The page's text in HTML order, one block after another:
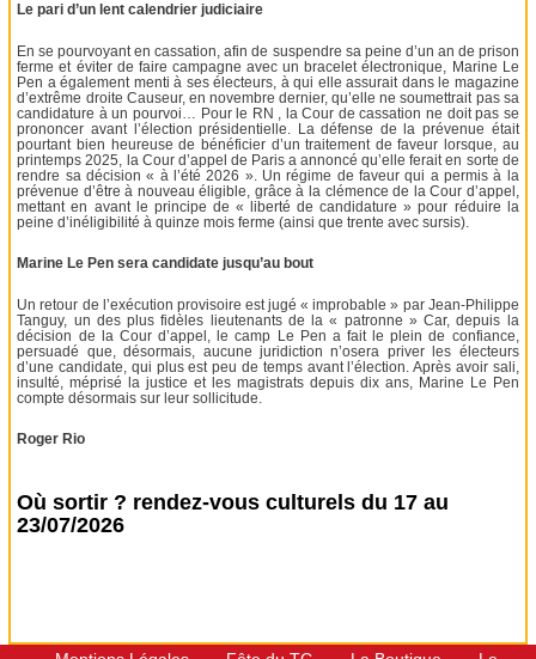
Le pari d’un lent calendrier judiciaire
En se pourvoyant en cassation, afin de suspendre sa peine d’un an de prison
ferme et éviter de faire campagne avec un bracelet électronique, Marine Le
Pen a également menti à ses électeurs, à qui elle assurait dans le magazine
d’extrême droite Causeur, en novembre dernier, qu’elle ne soumettrait pas sa
candidature à un pourvoi… Pour le RN , la Cour de cassation ne doit pas se
prononcer avant l’élection présidentielle. La défense de la prévenue était
pourtant bien heureuse de bénéficier d’un traitement de faveur lorsque, au
printemps 2025, la Cour d’appel de Paris a annoncé qu’elle ferait en sorte de
rendre sa décision « à l’été 2026 ». Un régime de faveur qui a permis à la
prévenue d’être à nouveau éligible, grâce à la clémence de la Cour d’appel,
mettant en avant le principe de « liberté de candidature » pour réduire la
peine d’inéligibilité à quinze mois ferme (ainsi que trente avec sursis).
Marine Le Pen sera candidate jusqu’au bout
Un retour de l’exécution provisoire est jugé « improbable » par Jean-Philippe
Tanguy, un des plus fidèles lieutenants de la « patronne » Car, depuis la
décision de la Cour d’appel, le camp Le Pen a fait le plein de confiance,
persuadé que, désormais, aucune juridiction n’osera priver les électeurs
d’une candidate, qui plus est peu de temps avant l’élection. Après avoir sali,
insulté, méprisé la justice et les magistrats depuis dix ans, Marine Le Pen
compte désormais sur leur sollicitude.
Roger Rio
Où sortir ? rendez-vous culturels du 17 au
23/07/2026